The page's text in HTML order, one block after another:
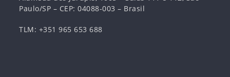
Paulo/SP – CEP: 04088-003 – Brasil
TLM: +351 965 653 688